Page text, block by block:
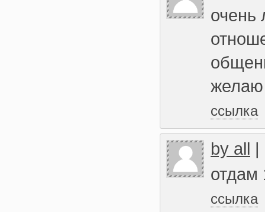
очень
желаю
ссылка
by all |
отдам
ссылка